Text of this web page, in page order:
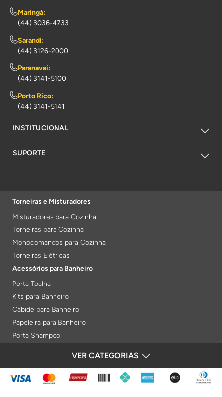
Maringá:
(44) 3036-4733
Sarandi:
(44) 3126-2000
Paranavaí:
(44) 3141-5100
Porto Rico:
(44) 3141-5141
INSTITUCIONAL
SUPORTE
Torneiras e Misturadores
Misturadores para Cozinha
Torneiras para Cozinha
Monocomandos para Cozinha
Torneiras Elétricas
Acessórios para Banheiro
Porta Toalha
Kits para Banheiro
Cabide para Banheiro
Papeleira para Banheiro
Porta Shampoo
Porta Toalha Aquecido
Gabinetes para Banheiro
VER CATEGORIAS
FORMAS DE PAGAMENTO